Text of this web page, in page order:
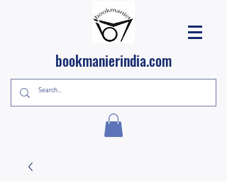
bookmanierindia.com